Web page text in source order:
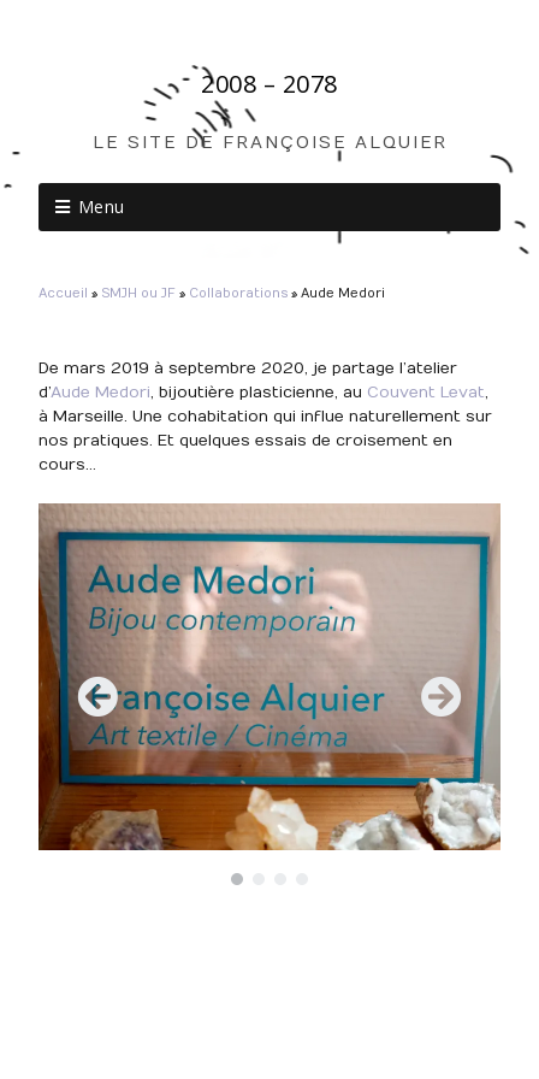
2008 – 2078
LE SITE DE FRANÇOISE ALQUIER
Menu
Accueil » SMJH ou JF » Collaborations » Aude Medori
De mars 2019 à septembre 2020, je partage l’atelier
d’Aude Medori, bijoutière plasticienne, au Couvent Levat,
à Marseille. Une cohabitation qui influe naturellement sur
nos pratiques. Et quelques essais de croisement en
cours…
•